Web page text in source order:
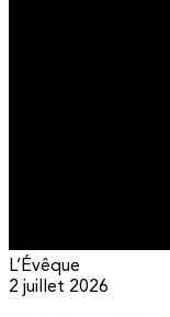
L’Évêque
2 juillet 2026